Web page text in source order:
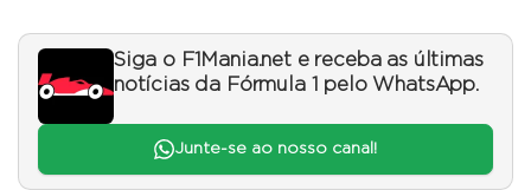
Siga o F1Mania.net e receba as últimas
notícias da Fórmula 1 pelo WhatsApp.
Junte-se ao nosso canal!